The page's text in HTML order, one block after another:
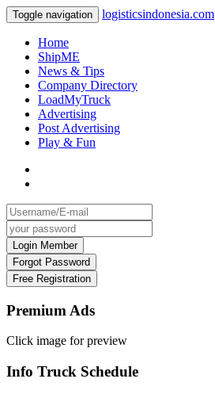
Toggle navigation logisticsindonesia.com
Home
ShipME
News & Tips
Company Directory
LoadMyTruck
Advertising
Post Advertising
Play & Fun
Premium Ads
Click image for preview
Info Truck Schedule